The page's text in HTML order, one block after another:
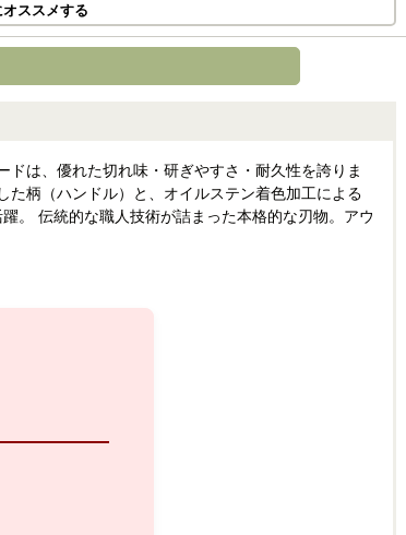
ススメする
は、優れた切れ味・研ぎやすさ・耐久性を誇りま
柄（ハンドル）と、オイルステン着色加工による
。 伝統的な職人技術が詰まった本格的な刃物。アウ